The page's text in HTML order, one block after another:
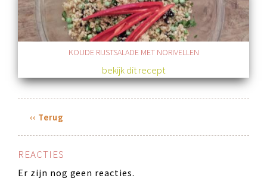
KOUDE RIJSTSALADE MET NORIVELLEN
bekijk dit recept
‹‹ Terug
REACTIES
Er zijn nog geen reacties.